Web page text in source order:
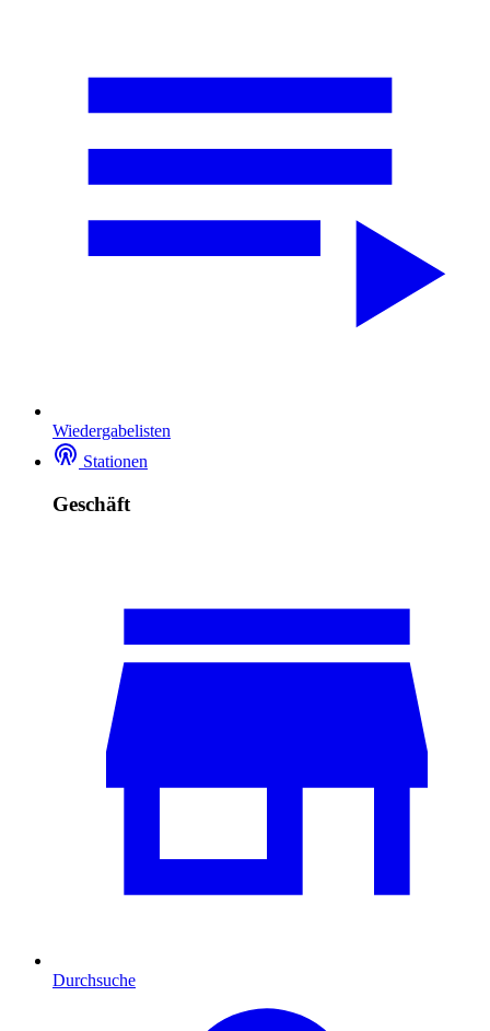
Wiedergabelisten
Stationen
Geschäft
Durchsuche